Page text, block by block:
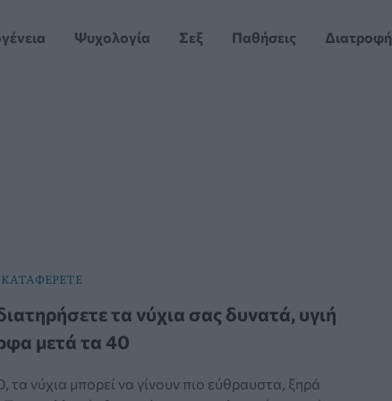
Ψυχολογία Σεξ Παθήσεις Διατροφή
τα νύχια σας δυνατά, υγιή
μετά τα 40
τα νύχια μπορεί να γίνουν πιο εύθραυστα, ξηρά